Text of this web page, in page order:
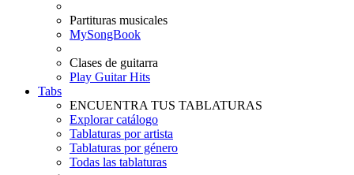
Partituras musicales
MySongBook
Clases de guitarra
Play Guitar Hits
Tabs
ENCUENTRA TUS TABLATURAS
Explorar catálogo
Tablaturas por artista
Tablaturas por género
Todas las tablaturas